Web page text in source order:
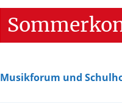
Musikforum und